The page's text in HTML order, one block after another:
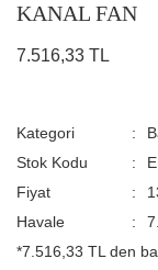
KANAL FAN
7.516,33 TL
Kategori
Stok Kodu
Fiyat
Havale
*7.516,33 TL den